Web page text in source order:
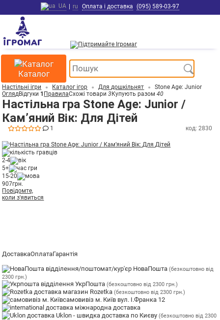
UA | ru Оплата і доставка (095) 589-03-97
Каталог
Настільні ігри Каталог ігор Для дошкільнят
Stone Age: Junior
ОглядВідгуки 1 ПравилаСхожі товари3 Купують разом40
Настільна гра Stone Age: Junior /
Кам’яний Вік: Для Дітей
1 код: 2830
2-4
5+
15-20
907грн.
Повідомте,
коли з'явиться
ДоставкаОплатаГарантія
відділення/поштомат/кур'єр НоваПошта(безкоштовно від
2300 грн.)
відділення УкрПошта(безкоштовно від 2300 грн.)
магазин Rozetka(безкоштовно від 2300 грн.)
самовивіз м. Київ вул. І.Франка 12
міжнародна доставка
Uklon - швидка доставка по Києву(безкоштовно від 2300